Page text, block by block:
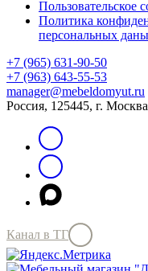
Пользовательское
Политика
персональных
+7 (965) 631-90-50
+7 (963) 643-55-53
manager@mebeldomyut.ru
Россия, 125445, г.
Канал в ТГ